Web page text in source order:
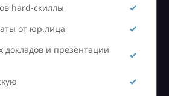
hard-скиллы
от юр.лица
докладов и презентации